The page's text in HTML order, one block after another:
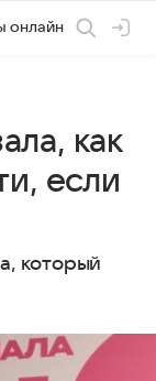
онлайн
как
если
который